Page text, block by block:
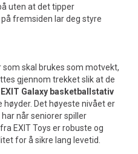
uten at det tipper
fremsiden lar deg styre
skal brukes som motvekt,
gjennom trekket slik at de
EXIT Galaxy basketballstativ
Det høyeste nivået er
når seniorer spiller
EXIT Toys er robuste og
for å sikre lang levetid.